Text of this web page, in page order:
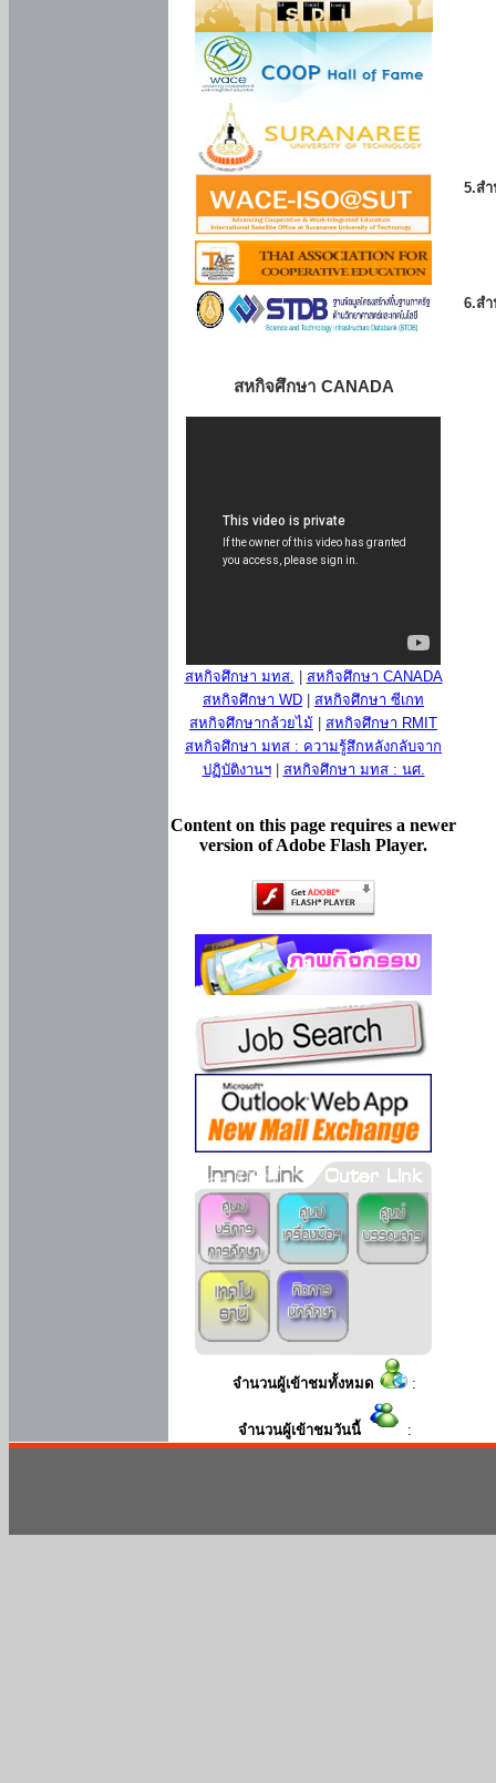
สหกิจศึกษา CANADA
สหกิจศึกษา มทส.
สหกิจศึกษา CANADA
สหกิจศึกษา WD
สหกิจศึกษา ซีเกท
สหกิจศึกษากล้วยไม้
สหกิจศึกษา RMIT
สหกิจศึกษา มทส : ความรู้สึกหลังกลับจาก
ปฏิบัติงานฯ| สหกิจศึกษา มทส : นศ.
Content on this page requires a newer
version of Adobe Flash Player.
จำนวนผู้เข้าชมทั้งหมด :
จำนวนผู้เข้าชมวันนี้ :
5.ส
6.ส